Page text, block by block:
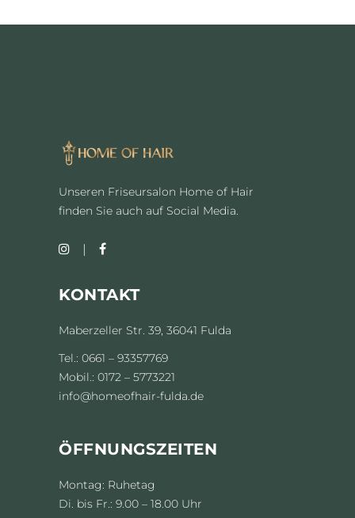
Unseren Friseursalon Home of Hair
finden Sie auch auf Social Media.
KONTAKT
Maberzeller Str. 39, 36041 Fulda
Tel.: 0661 – 93357769
Mobil.: 0172 – 5773221
info@homeofhair-fulda.de
ÖFFNUNGSZEITEN
Montag: Ruhetag
Di. bis Fr.: 9.00 – 18.00 Uhr